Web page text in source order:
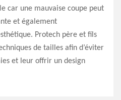
car une mauvaise coupe peut
et également
Protech père et fils
de tailles afin d’éviter
et leur offrir un design